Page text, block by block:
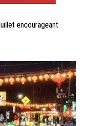
encourageant